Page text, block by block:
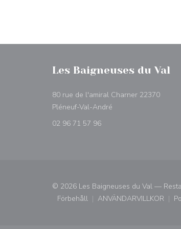
Les Baigneuses du Val
80 rue de l'amiral Charner 22370
Pléneuf-Val-André
02 96 71 57 96
© 2026 Les Baigneuses du Val —
Förbehåll
((öppnas i ett nytt fönster))
ANVÄNDARVILLKOR
((öppnas i ett